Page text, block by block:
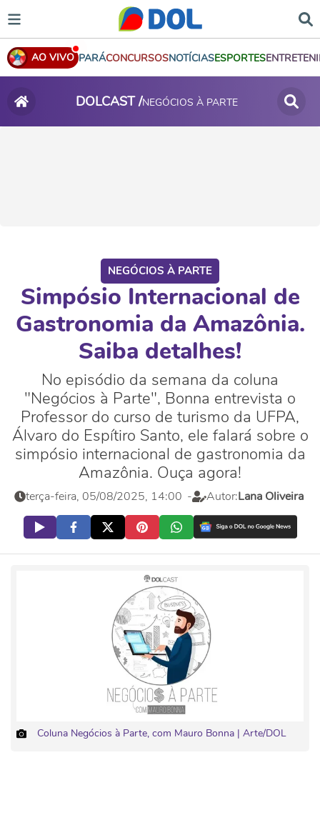
AO VIVO PARÁCONCURSOSNOTÍCIASESPORTES
DOLCAST /NEGÓCIOS À PARTE
NEGÓCIOS À PARTE
Simpósio Internacional de
Gastronomia da Amazônia.
Saiba detalhes!
No episódio da semana da coluna
"Negócios à Parte", Bonna entrevista o
Professor do curso de turismo da UFPA,
Álvaro do Espítiro Santo, ele falará sobre o
simpósio internacional de gastronomia da
Amazônia. Ouça agora!
terça-feira, 05/08/2025, 14:00 - Autor:Lana Oliveira
Coluna Negócios à Parte, com Mauro Bonna | Arte/DOL